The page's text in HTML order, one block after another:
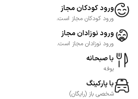
ورود کودکان مجاز
ورود کودکان مجاز است.
ورود نوزادان مجاز
ورود نوزادان مجاز است.
با صبحانه
بوفه
با پارکینگ
شخصی باز (رایگان)